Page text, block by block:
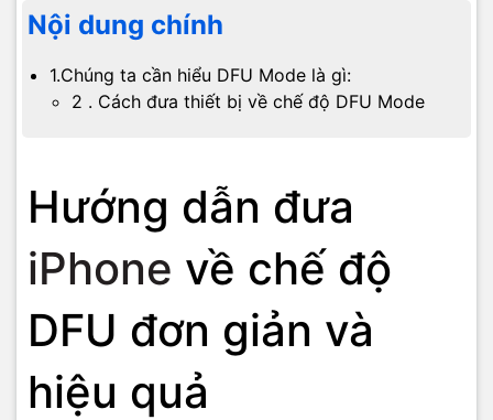
Nội dung chính
1.Chúng ta cần hiểu DFU Mode là gì:
2 . Cách đưa thiết bị về chế độ DFU Mode
Hướng dẫn đưa
iPhone về chế độ
DFU đơn giản và
hiệu quả